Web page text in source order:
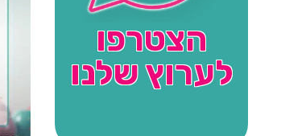
הצטרפו
לערוץ שלנו